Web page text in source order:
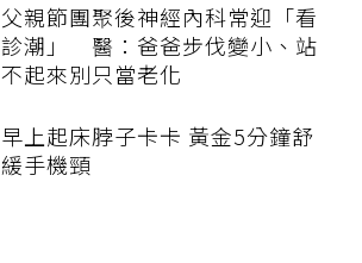
父親節團聚後神經內科常迎「看
診潮」 醫：爸爸步伐變小、站
不起來別只當老化
早上起床脖子卡卡 黃金5分鐘舒
緩手機頸